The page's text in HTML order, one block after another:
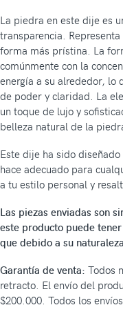
La piedra en este dije es
transparencia.
forma más prístina. La
comúnmente con la
energía a su alrededor, lo
de poder y claridad. La
un toque de lujo y
belleza natural de la
Este dije ha sido
hace adecuado para
a tu estilo personal y
Las piezas enviadas son
este producto puede
que debido a su
Garantía de venta: Todos
retracto. El envío del
$200.000. Todos los